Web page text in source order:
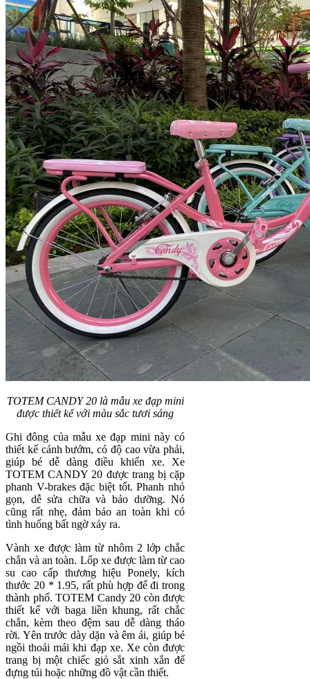
TOTEM CANDY 20 là mẫu xe đạp mini
được thiết kế với màu sắc tươi sáng
Ghi đông của mẫu xe đạp mini này có
thiết kế cánh bướm, có độ cao vừa phải,
giúp bé dễ dàng điều khiển xe. Xe
TOTEM CANDY 20 được trang bị cặp
phanh V-brakes đặc biệt tốt. Phanh nhỏ
gọn, dễ sửa chữa và bảo dưỡng. Nó
cũng rất nhẹ, đảm bảo an toàn khi có
tình huống bất ngờ xảy ra.
Vành xe được làm từ nhôm 2 lớp chắc
chắn và an toàn. Lốp xe được làm từ cao
su cao cấp thương hiệu Ponely, kích
thước 20 * 1.95, rất phù hợp để đi trong
thành phố. TOTEM Candy 20 còn được
thiết kế với baga liền khung, rất chắc
chắn, kèm theo đệm sau dễ dàng tháo
rời. Yên trước dày dặn và êm ái, giúp bé
ngồi thoải mái khi đạp xe. Xe còn được
trang bị một chiếc giỏ sắt xinh xắn để
đựng túi hoặc những đồ vật cần thiết.